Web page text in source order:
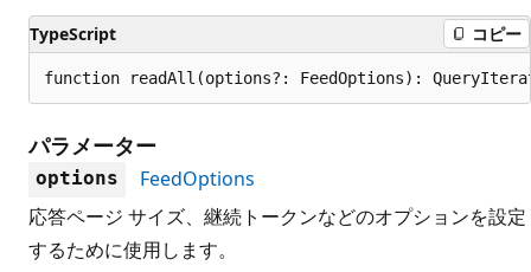
TypeScript コピー
function readAll(options?: FeedOptions):
パラメーター
options
FeedOptions
応答ページ サイズ、継続トークンなどのオプションを設定
するために使用します。